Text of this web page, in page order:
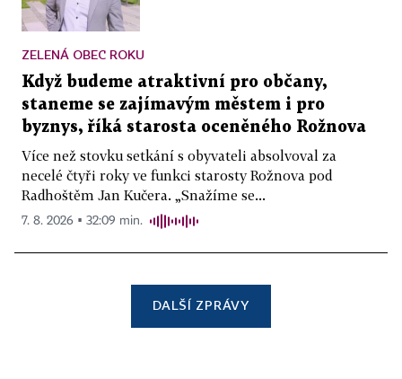
ZELENÁ OBEC ROKU
Když budeme atraktivní pro občany,
staneme se zajímavým městem i pro
byznys, říká starosta oceněného Rožnova
Více než stovku setkání s obyvateli absolvoval za
necelé čtyři roky ve funkci starosty Rožnova pod
Radhoštěm Jan Kučera. „Snažíme se...
7. 8. 2026 ▪ 32:09 min.
DALŠÍ ZPRÁVY